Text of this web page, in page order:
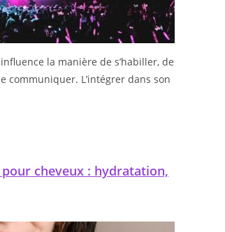
la manière de s’habiller, de
communiquer. L’intégrer dans son
cheveux : hydratation,